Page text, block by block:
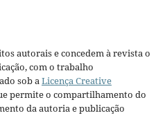
autorais e concedem à revista o
com o trabalho
sob aLicença Creative
permite o compartilhamento do
da autoria e publicação